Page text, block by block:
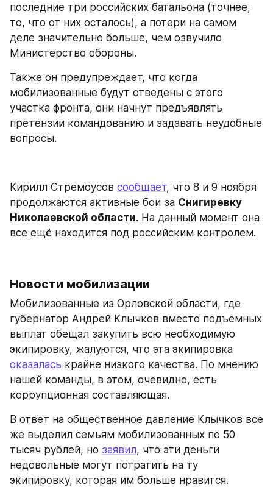
последние три российских батальона (точнее,
то, что от них осталось), а потери на самом
деле значительно больше, чем озвучило
Министерство обороны.
Также он предупреждает, что когда
мобилизованные будут отведены с этого
участка фронта, они начнут предъявлять
претензии командованию и задавать неудобные
вопросы.
Кирилл Стремоусов сообщает, что 8 и 9 ноября
продолжаются активные бои за Снигиревку
Николаевской области. На данный момент она
все ещё находится под российским контролем.
Новости мобилизации
Мобилизованные из Орловской области, где
губернатор Андрей Клычков вместо подъемных
выплат обещал закупить всю необходимую
оказалась крайне низкого качества. По мнению
нашей команды, в этом, очевидно, есть
коррупционная составляющая.
В ответ на общественное давление Клычков все
же выделил семьям мобилизованных по 50
тысяч рублей, но заявил, что эти деньги
недовольные могут потратить на ту
экипировку, которая им больше нравится.